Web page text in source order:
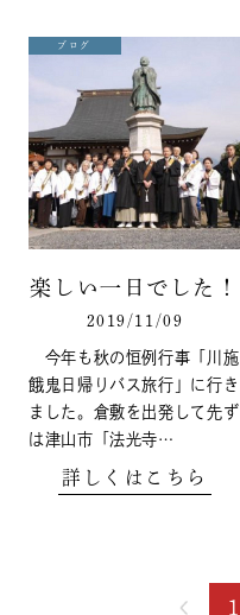
ブログ
楽しい一日でした！
2019/11/09
今年も秋の恒例行事「川施
餓鬼日帰りバス旅行」に行き
ました。倉敷を出発して先ず
は津山市「法光寺…
詳しくはこちら
1